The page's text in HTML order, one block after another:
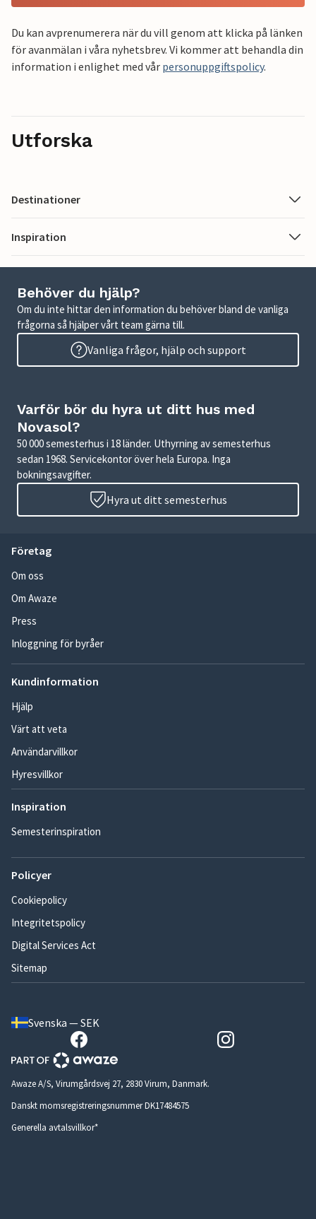
Du kan avprenumerera när du vill genom att klicka på länken
för avanmälan i våra nyhetsbrev. Vi kommer att behandla din
information i enlighet med vår personuppgiftspolicy.
Utforska
Destinationer
Inspiration
Behöver du hjälp?
Om du inte hittar den information du behöver bland de vanliga
frågorna så hjälper vårt team gärna till.
Vanliga frågor, hjälp och support
Varför bör du hyra ut ditt hus med
Novasol?
50 000 semesterhus i 18 länder. Uthyrning av semesterhus
sedan 1968. Servicekontor över hela Europa. Inga
bokningsavgifter.
Hyra ut ditt semesterhus
Företag
Om oss
Om Awaze
Press
Inloggning för byråer
Kundinformation
Hjälp
Värt att veta
Användarvillkor
Hyresvillkor
Inspiration
Semesterinspiration
Policyer
Cookiepolicy
Integritetspolicy
Digital Services Act
Sitemap
Svenska — SEK
Awaze A/S, Virumgårdsvej 27, 2830 Virum, Danmark.
Danskt momsregistreringsnummer DK17484575
Generella avtalsvillkor*